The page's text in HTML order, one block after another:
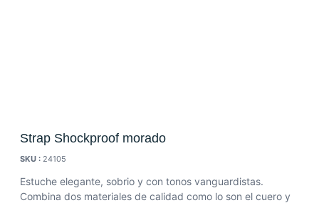
Strap Shockproof morado
SKU : 24105
Estuche elegante, sobrio y con tonos vanguardistas.
Combina dos materiales de calidad como lo son el cuero y